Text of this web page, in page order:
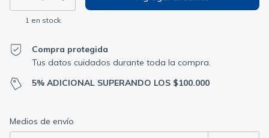
1 en stock
Compra protegida
Tus datos cuidados durante toda la compra.
5% ADICIONAL SUPERANDO LOS $100.000
Entregas para el CP:
Medios de envío